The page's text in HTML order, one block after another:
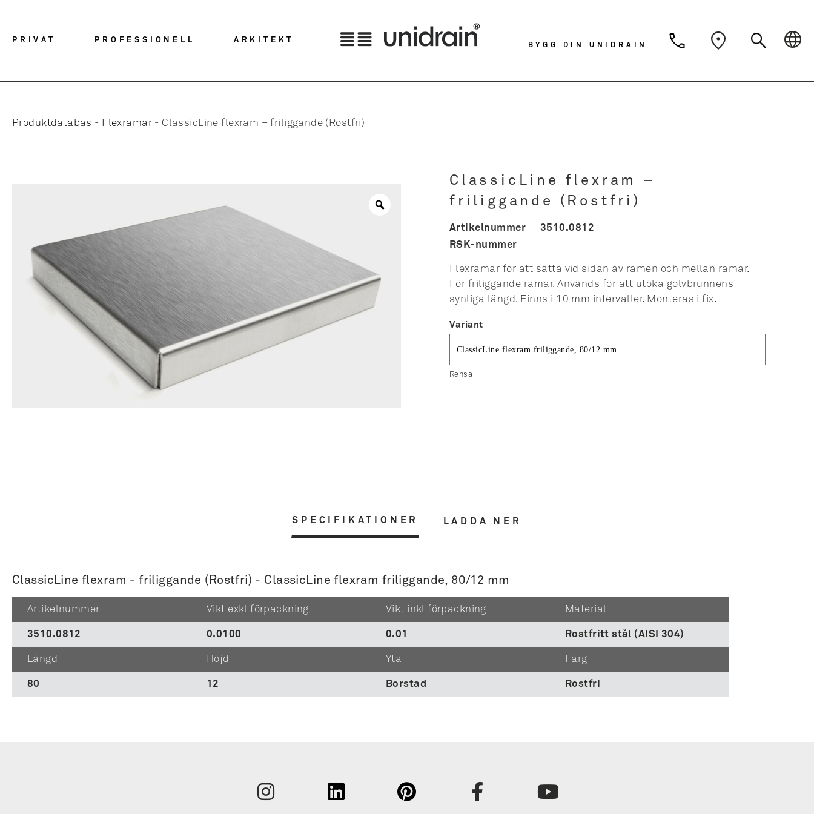
PRIVAT PROFESSIONELL ARKITEKT
BYGG DIN UNIDRAIN
Nederlands
Produktdatabas - Flexramar- ClassicLine flexram – friliggande (Rostfri)
ClassicLine flexram –
friliggande (Rostfri)
Artikelnummer
3510.0812
RSK-nummer
Flexramar för att sätta vid sidan av ramen och mellan ramar.
För friliggande ramar. Används för att utöka golvbrunnens
synliga längd. Finns i 10 mm intervaller. Monteras i fix.
Variant
Rensa
SPECIFIKATIONER LADDA NER
ClassicLine flexram - friliggande (Rostfri) - ClassicLine flexram friliggande, 80/12 mm
Artikelnummer
3510.0812
Vikt exkl förpackning
0.0100
Vikt inkl förpackning
0.01
Material
Rostfritt stål (AISI 304)
Längd
80
Höjd
12
Yta
Borstad
Färg
Rostfri